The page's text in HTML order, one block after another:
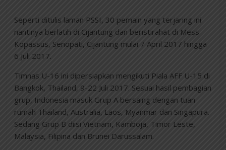
Seperti ditulis laman PSSI, 30 pemain yang terjaring ini
nantinya berlatih di Cijantung dan beristirahat di Mess
Kopassus, Senopati, Cijantung mulai 7 April 2017 hingga
6 Juli 2017.
Timnas U-16 ini dipersiapkan mengikuti Piala AFF U-15 di
Bangkok, Thailand, 9-22 Juli 2017. Sesuai hasil pembagian
grup, Indonesia masuk Grup A bersaing dengan tuan
rumah Thailand, Australia, Laos, Myanmar dan Singapura.
Sedang Grup B diisi Vietnam, Kamboja, Timor Leste,
Malaysia, Filipina dan Brunei Darussalam.